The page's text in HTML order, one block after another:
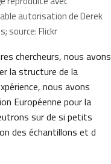
autorisation de Derek
source: Flickr
chercheurs, nous avons
la structure de la
nous avons
Européenne pour la
sur de si petits
des échantillons et d